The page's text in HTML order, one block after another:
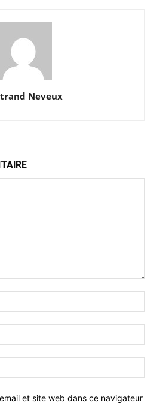
Neveux
et site web dans ce navigateur